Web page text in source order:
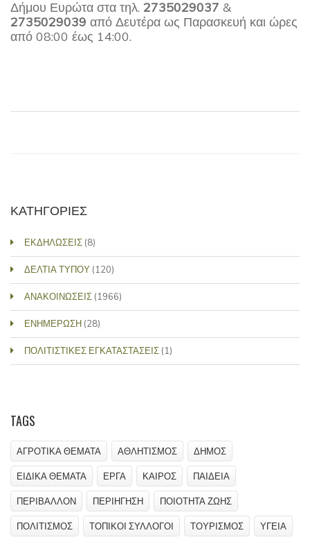
Δήμου Ευρώτα στα τηλ. 2735029037 &
2735029039 από Δευτέρα ως Παρασκευή και ώρες
από 08:00 έως 14:00.
ΚΑΤΗΓΟΡΙΕΣ
ΕΚΔΗΛΩΣΕΙΣ (8)
ΔΕΛΤΙΑ ΤΥΠΟΥ (120)
ΑΝΑΚΟΙΝΩΣΕΙΣ (1966)
ΕΝΗΜΕΡΩΣΗ (28)
ΠΟΛΙΤΙΣΤΙΚΕΣ ΕΓΚΑΤΑΣΤΑΣΕΙΣ (1)
TAGS
ΑΓΡΟΤΙΚΑ ΘΕΜΑΤΑ ΑΘΛΗΤΙΣΜΟΣ ΔΗΜΟΣ
ΕΙΔΙΚΑ ΘΕΜΑΤΑ ΕΡΓΑ ΚΑΙΡΟΣ ΠΑΙΔΕΙΑ
ΠΕΡΙΒΑΛΛΟΝ ΠΕΡΙΗΓΗΣΗ ΠΟΙΟΤΗΤΑ ΖΩΗΣ
ΠΟΛΙΤΙΣΜΟΣ ΤΟΠΙΚΟΙ ΣΥΛΛΟΓΟΙ ΤΟΥΡΙΣΜΟΣ ΥΓΕΙΑ